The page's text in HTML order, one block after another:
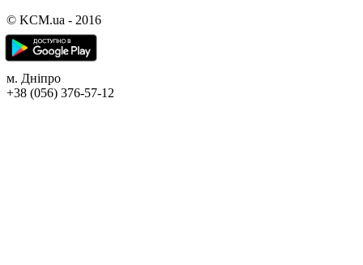
© KCM.ua - 2016
м. Дніпро
+38 (056) 376-57-12